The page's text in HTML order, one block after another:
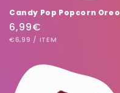
Candy Pop Popcorn Oreo
Prix
habituel
6,99€
PRIX
€6,99 / PAR
ITEM